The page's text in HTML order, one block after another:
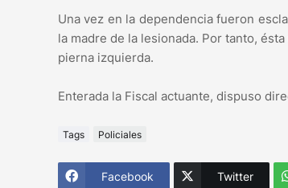
Una vez en la dependencia fueron
la madre de la lesionada. Por tanto,
pierna izquierda.
Enterada la Fiscal actuante, dispuso
Tags Policiales
Facebook Twitter